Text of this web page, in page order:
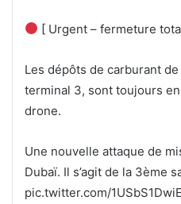
[ Urgent – fermeture
Les dépôts de carburant
terminal 3, sont toujours
drone.
Une nouvelle attaque de
Dubaï. Il s’agit de la 3ème
pic.twitter.com/